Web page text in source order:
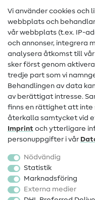
Sömnadsinstruktioner
Hjälp & kontakt
Kontakt
Information om byte av
FAQ
Ångerrätt
Populärt
Sytillbehör
Rea
Vi använder cookies och
webbplats och
vår webbplats (t.ex. IP-
och annonser, integrera
analysera åtkomst till
sker först genom
tredje part som vi
Behandlingen av data
av berättigat intresse.
finns en rättighet att
återkalla samtycket vid
Imprint och ytterligare
personuppgifter i vår
Nödvändig
Statistik
Marknadsföring
Externa medier